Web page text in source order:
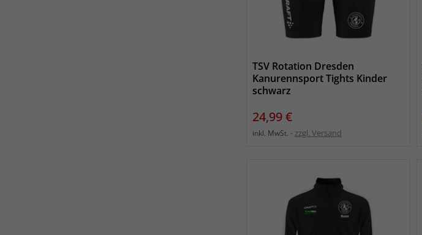
TSV Rotation Dresden
Kanurennsport Tights Kinder
schwarz
Preis
24,99 €
inkl. MwSt. zzgl. Versand